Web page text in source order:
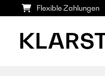
Flexible Zahlungen